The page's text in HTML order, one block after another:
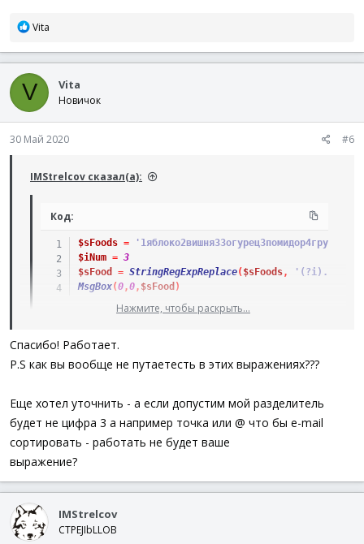
Р
а
к
ц
и
и
Vita
V Vita
Новичок
30 Май 2020 #6
IMStrelcov сказал(а):
Код:
$sFoods =
$iNum = 3
$sFood = StringRegExpReplace($sFoods, '(?i).*?(\A'
MsgBox(0,0, $sFood )
Нажмите, чтобы раскрыть...
Спасибо! Работает.
P.S как вы вообще не путаетесть в этих выражениях???
Еще хотел уточнить - а если допустим мой разделитель
будет не цифра 3 а например точка или @ что бы e-mail
сортировать - работать не будет ваше
выражение?
IMStrelcov
CTPEJIbLLOB